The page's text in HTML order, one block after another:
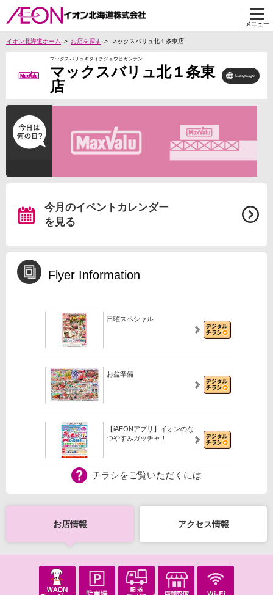
メニュー
イオン北海道ホーム お店を探す マックスバリュ北１条東店
マックスバリュキタイチジョウヒガシテン
マックスバリュ北１条東
店
Language
今月のイベントカレンダー
を見る
Flyer Information
日曜スペシャル
お盆準備
【iAEONアプリ】イオンのな
つやすみガッチャ！
チラシをご覧いただくには
お店情報 アクセス情報